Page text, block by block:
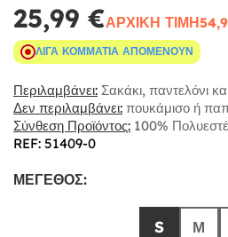
25,99 €ΑΡΧΙΚΉ ΤΙΜΉ
ΛΊΓΑ ΚΟΜΜΆΤΙΑ ΑΠΟΜΈΝΟΥΝ
Περιλαμβάνει: Σακάκι, παντελόνι
Δεν περιλαμβάνει: πουκάμισο ή
Σύνθεση Προϊόντος: 100%
REF: 51409-0
ΜΈΓΕΘΟΣ:
S Μ